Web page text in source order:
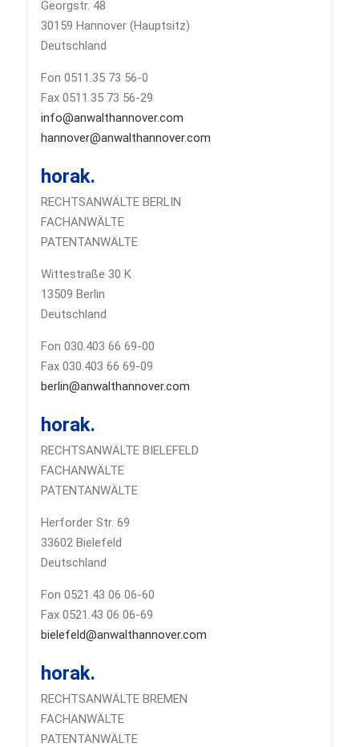
Georgstr. 48
30159 Hannover (Hauptsitz)
Deutschland
Fon 0511.35 73 56-0
Fax 0511.35 73 56-29
info@anwalthannover.com
hannover@anwalthannover.com
horak.
RECHTSANWÄLTE BERLIN
FACHANWÄLTE
PATENTANWÄLTE
Wittestraße 30 K
13509 Berlin
Deutschland
Fon 030.403 66 69-00
Fax 030.403 66 69-09
berlin@anwalthannover.com
horak.
RECHTSANWÄLTE BIELEFELD
FACHANWÄLTE
PATENTANWÄLTE
Herforder Str. 69
33602 Bielefeld
Deutschland
Fon 0521.43 06 06-60
Fax 0521.43 06 06-69
bielefeld@anwalthannover.com
horak.
RECHTSANWÄLTE BREMEN
FACHANWÄLTE
PATENTANWÄLTE